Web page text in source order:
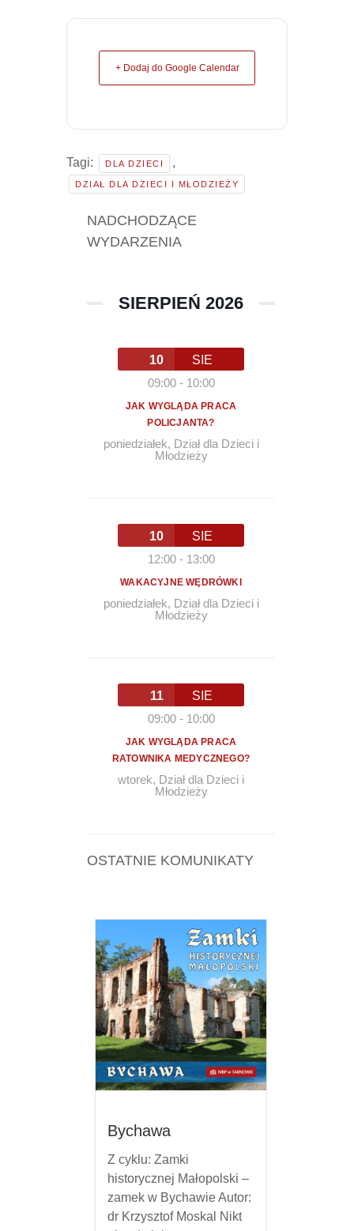
+ Dodaj do Google Calendar
Tagi: DLA DZIECI ,
DZIAŁ DLA DZIECI I MŁODZIEŻY
NADCHODZĄCE
WYDARZENIA
SIERPIEŃ 2026
10
SIE
09:00- 10:00
JAK WYGLĄDA PRACA
POLICJANTA?
poniedziałek, Dział dla Dzieci i
Młodzieży
10
SIE
12:00- 13:00
WAKACYJNE WĘDRÓWKI
poniedziałek, Dział dla Dzieci i
Młodzieży
11
SIE
09:00- 10:00
JAK WYGLĄDA PRACA
RATOWNIKA MEDYCZNEGO?
wtorek, Dział dla Dzieci i
Młodzieży
OSTATNIE KOMUNIKATY
Bychawa
Z cyklu: Zamki
historycznej Małopolski –
zamek w Bychawie Autor:
dr Krzysztof Moskal Nikt